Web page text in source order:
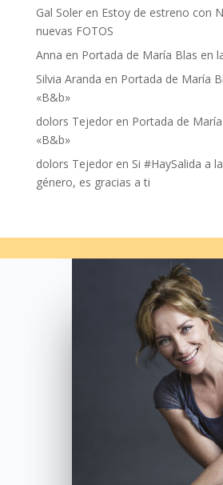
Gal Soleren Estoy de estreno con
nuevas FOTOS
Anna en Portada de María Blas en
Silvia Aranda en Portada de María
«B&b»
dolors Tejedoren Portada de
«B&b»
dolors Tejedoren Si #HaySalida a
género, es gracias a ti